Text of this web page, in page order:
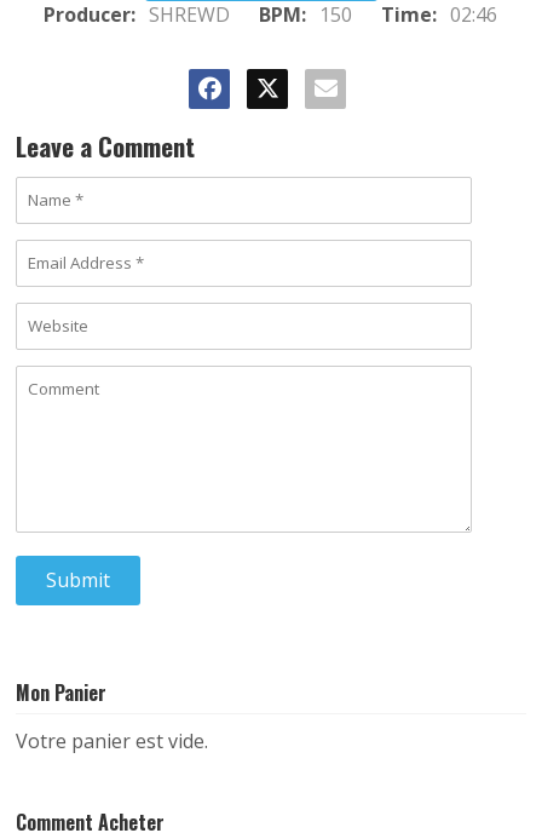
Producer: SHREWD BPM: 150 Time: 02:46
Leave a Comment
Mon Panier
Votre panier est vide.
Comment Acheter